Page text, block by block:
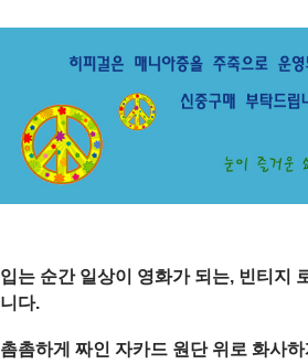
입는 순간 일상이 영화가 되는, 빈티지
니다.
촘촘하게 짜인 자카드 원단 위로 화사